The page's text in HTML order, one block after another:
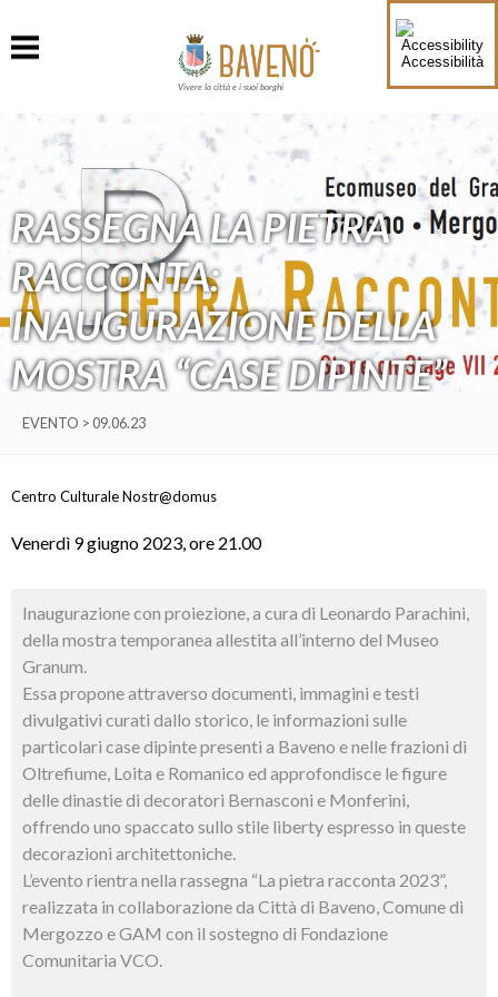
Accessibilità
Vivere la città e i suoi borghi
RASSEGNA LA PIETRA
RACCONTA:
INAUGURAZIONE DELLA
MOSTRA “CASE DIPINTE”
EVENTO > 09.06.23
Centro Culturale Nostr@domus
Venerdì 9 giugno 2023, ore 21.00
Inaugurazione con proiezione, a cura di Leonardo Parachini,
della mostra temporanea allestita all’interno del Museo
Granum.
Essa propone attraverso documenti, immagini e testi
divulgativi curati dallo storico, le informazioni sulle
particolari case dipinte presenti a Baveno e nelle frazioni di
Oltrefiume, Loita e Romanico ed approfondisce le figure
delle dinastie di decoratori Bernasconi e Monferini,
offrendo uno spaccato sullo stile liberty espresso in queste
decorazioni architettoniche.
L’evento rientra nella rassegna “La pietra racconta 2023”,
realizzata in collaborazione da Città di Baveno, Comune di
Mergozzo e GAM con il sostegno di Fondazione
Comunitaria VCO.